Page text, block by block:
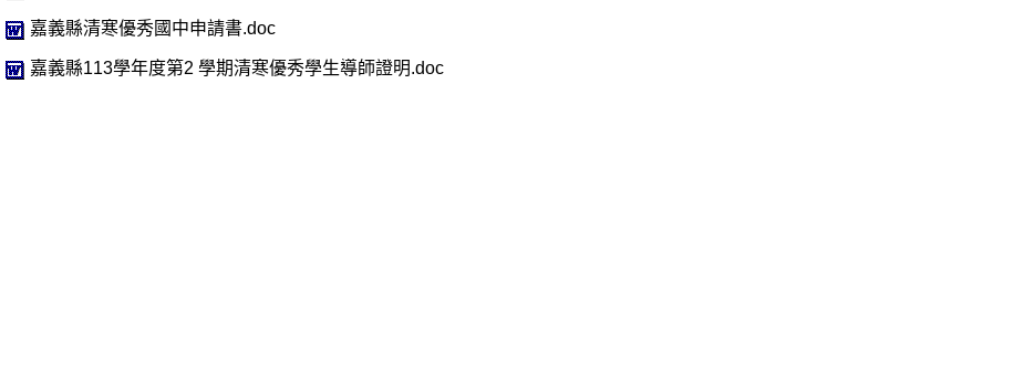
嘉義縣清寒優秀國中申請書.doc
嘉義縣113學年度第2 學期清寒優秀學生導師證明.doc